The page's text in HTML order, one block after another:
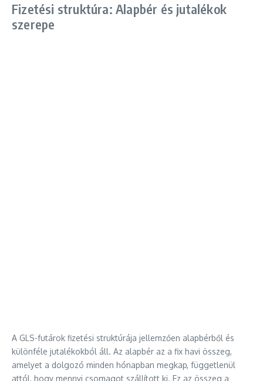
Fizetési struktúra: Alapbér és jutalékok
szerepe
A GLS-futárok fizetési struktúrája jellemzően alapbérből és
különféle jutalékokból áll. Az alapbér az a fix havi összeg,
amelyet a dolgozó minden hónapban megkap, függetlenül
attól, hogy mennyi csomagot szállított ki. Ez az összeg a